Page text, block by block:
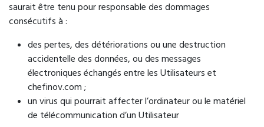
saurait être tenu pour responsable des dommages
consécutifs à :
des pertes, des détériorations ou une destruction
accidentelle des données, ou des messages
électroniques échangés entre les Utilisateurs et
chefinov.com ;
un virus qui pourrait affecter l’ordinateur ou le matériel
de télécommunication d’un Utilisateur